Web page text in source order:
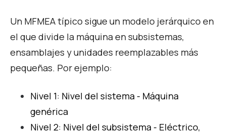
Un MFMEA típico sigue un modelo jerárquico en
el que divide la máquina en subsistemas,
ensamblajes y unidades reemplazables más
pequeñas. Por ejemplo:
Nivel 1: Nivel del sistema - Máquina
genérica
Nivel 2: Nivel del subsistema - Eléctrico,